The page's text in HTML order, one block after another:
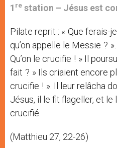
1 re station – Jésus est
Pilate reprit : « Que ferais-
qu’on appelle le Messie ?
Qu’on le crucifie ! » Il
fait ? » Ils criaient encore
crucifie ! ». Il leur relâcha
Jésus, il le fit flageller, et le
crucifié.
(Matthieu 27, 22-26)